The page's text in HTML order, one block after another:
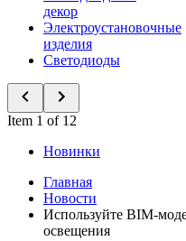
декор
Электроустановочные
изделия
Светодиоды
Item 1 of 12
Новинки
Главная
Новости
Используйте BIM-
освещения